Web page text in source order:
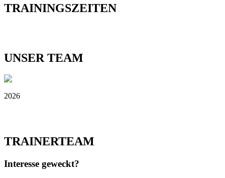
TRAININGSZEITEN
UNSER TEAM
2026
TRAINERTEAM
Interesse geweckt?